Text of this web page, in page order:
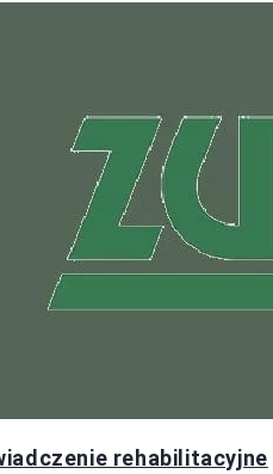
rehabilitacyjne